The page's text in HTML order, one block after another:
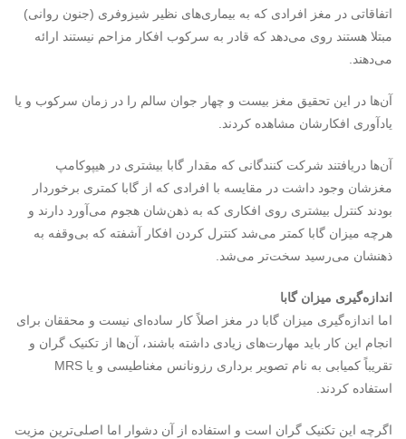
اتفاقاتی در مغز افرادی که به بیماری‌های نظیر شیزوفری (جنون روانی)
مبتلا هستند روی می‌دهد که قادر به سرکوب افکار مزاحم نیستند ارائه
می‌دهند.
آن‌ها در این تحقیق مغز بیست و چهار جوان سالم را در زمان سرکوب و یا
یادآوری افکارشان مشاهده کردند.
آن‌ها دریافتند شرکت کنندگانی که مقدار گابا بیشتری در هیپوکامپ
مغزشان وجود داشت در مقایسه با افرادی که از گابا کمتری برخوردار
بودند کنترل بیشتری روی افکاری که به ذهن‌شان هجوم می‌آورد دارند و
هرچه میزان گابا کمتر می‌شد کنترل کردن افکار آشفته که بی‌وقفه به
ذهنشان می‌رسید سخت‌تر می‌شد.
اندازه‌گیری میزان گابا
اما اندازه‌گیری میزان گابا در مغز اصلاً کار ساده‌ای نیست و محققان برای
انجام این کار باید مهارت‌های زیادی داشته باشند، آن‌ها از تکنیک گران و
تقریباً کمیابی به نام تصویر برداری رزونانس مغناطیسی و یا MRS
استفاده کردند.
اگرچه این تکنیک گران است و استفاده از آن دشوار اما اصلی‌ترین مزیت